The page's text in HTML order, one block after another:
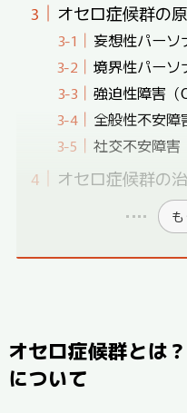
オセロ症候群の
妄想性パーソ
境界性パーソ
強迫性障害（
全般性不安障
社交不安障害
オセロ症候群の
オセロ症候群とは
について